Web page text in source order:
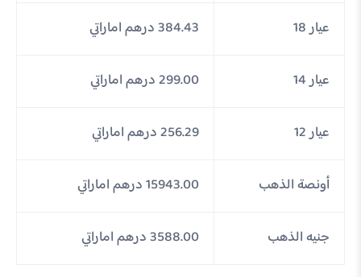
عيار 18 384.43 درهم اماراتي
عيار 14 299.00 درهم اماراتي
عيار 12 256.29 درهم اماراتي
أونصة الذهب 15943.00 درهم اماراتي
جنيه الذهب 3588.00 درهم اماراتي